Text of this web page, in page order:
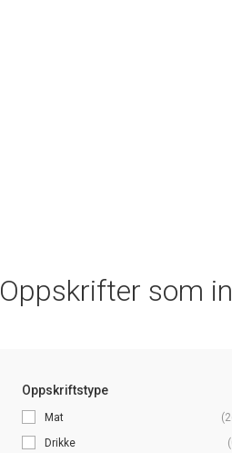
Oppskrifter som
Oppskriftstype
Mat
Drikke